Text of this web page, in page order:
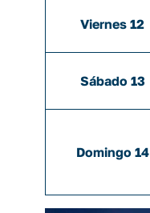
Viernes 12
Sábado 13
Domingo 14